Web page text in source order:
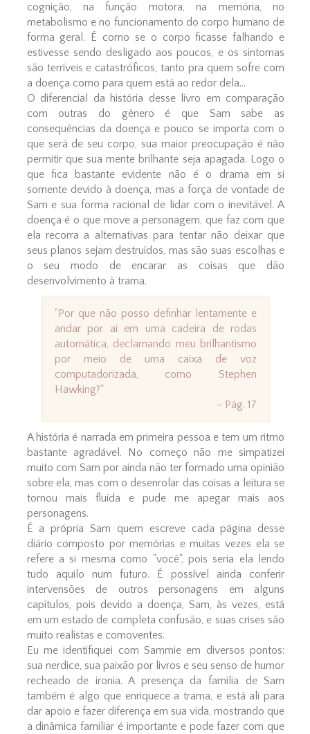
cognição, na função motora, na memória, no
metabolismo e no funcionamento do corpo humano de
forma geral. É como se o corpo ficasse falhando e
estivesse sendo desligado aos poucos, e os sintomas
são terríveis e catastróficos, tanto pra quem sofre com
a doença como para quem está ao redor dela...
O diferencial da história desse livro em comparação
com outras do gênero é que Sam sabe as
consequências da doença e pouco se importa com o
que será de seu corpo, sua maior preocupação é não
permitir que sua mente brilhante seja apagada. Logo o
que fica bastante evidente não é o drama em si
somente devido à doença, mas a força de vontade de
Sam e sua forma racional de lidar com o inevitável. A
doença é o que move a personagem, que faz com que
ela recorra a alternativas para tentar não deixar que
seus planos sejam destruídos, mas são suas escolhas e
o seu modo de encarar as coisas que dão
desenvolvimento à trama.
"Por que não posso definhar lentamente e
andar por aí em uma cadeira de rodas
automática, declamando meu brilhantismo
por meio de uma caixa de voz
computadorizada, como Stephen
Hawking?"
- Pág. 17
A história é narrada em primeira pessoa e tem um ritmo
bastante agradável. No começo não me simpatizei
muito com Sam por ainda não ter formado uma opinião
sobre ela, mas com o desenrolar das coisas a leitura se
tornou mais fluída e pude me apegar mais aos
personagens.
É a própria Sam quem escreve cada página desse
diário composto por memórias e muitas vezes ela se
refere a si mesma como "você", pois seria ela lendo
tudo aquilo num futuro. É possível ainda conferir
intervensões de outros personagens em alguns
capítulos, pois devido a doença, Sam, às vezes, está
em um estado de completa confusão, e suas crises são
muito realistas e comoventes.
Eu me identifiquei com Sammie em diversos pontos:
sua nerdice, sua paixão por livros e seu senso de humor
recheado de ironia. A presença da família de Sam
também é algo que enriquece a trama, e está alí para
dar apoio e fazer diferença em sua vida, mostrando que
a dinâmica familiar é importante e pode fazer com que